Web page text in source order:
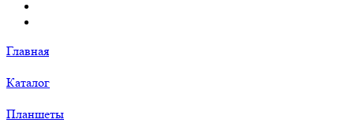
Главная
Каталог
Планшеты